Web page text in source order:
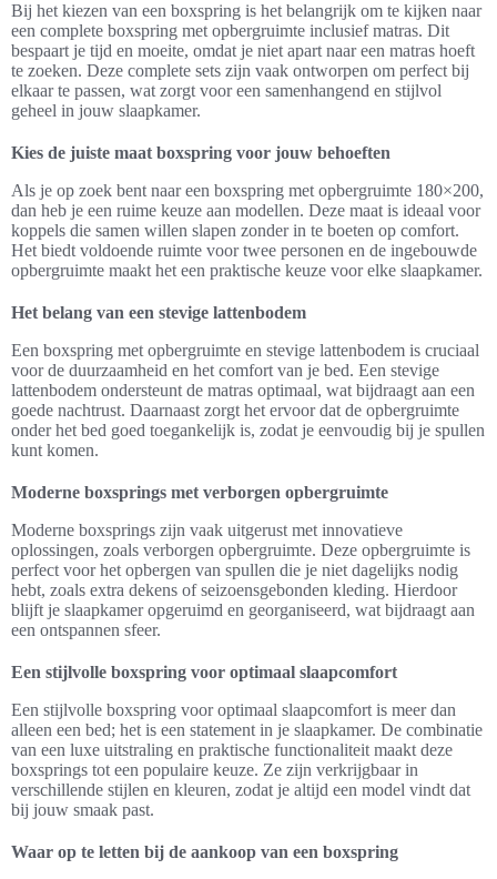
Bij het kiezen van een boxspring is het belangrijk om te kijken naar
een complete boxspring met opbergruimte inclusief matras. Dit
bespaart je tijd en moeite, omdat je niet apart naar een matras hoeft
te zoeken. Deze complete sets zijn vaak ontworpen om perfect bij
elkaar te passen, wat zorgt voor een samenhangend en stijlvol
geheel in jouw slaapkamer.
Kies de juiste maat boxspring voor jouw behoeften
Als je op zoek bent naar een boxspring met opbergruimte 180×200,
dan heb je een ruime keuze aan modellen. Deze maat is ideaal voor
koppels die samen willen slapen zonder in te boeten op comfort.
Het biedt voldoende ruimte voor twee personen en de ingebouwde
opbergruimte maakt het een praktische keuze voor elke slaapkamer.
Het belang van een stevige lattenbodem
Een boxspring met opbergruimte en stevige lattenbodem is cruciaal
voor de duurzaamheid en het comfort van je bed. Een stevige
lattenbodem ondersteunt de matras optimaal, wat bijdraagt aan een
goede nachtrust. Daarnaast zorgt het ervoor dat de opbergruimte
onder het bed goed toegankelijk is, zodat je eenvoudig bij je spullen
kunt komen.
Moderne boxsprings met verborgen opbergruimte
Moderne boxsprings zijn vaak uitgerust met innovatieve
oplossingen, zoals verborgen opbergruimte. Deze opbergruimte is
perfect voor het opbergen van spullen die je niet dagelijks nodig
hebt, zoals extra dekens of seizoensgebonden kleding. Hierdoor
blijft je slaapkamer opgeruimd en georganiseerd, wat bijdraagt aan
een ontspannen sfeer.
Een stijlvolle boxspring voor optimaal slaapcomfort
Een stijlvolle boxspring voor optimaal slaapcomfort is meer dan
alleen een bed; het is een statement in je slaapkamer. De combinatie
van een luxe uitstraling en praktische functionaliteit maakt deze
boxsprings tot een populaire keuze. Ze zijn verkrijgbaar in
verschillende stijlen en kleuren, zodat je altijd een model vindt dat
bij jouw smaak past.
Waar op te letten bij de aankoop van een boxspring